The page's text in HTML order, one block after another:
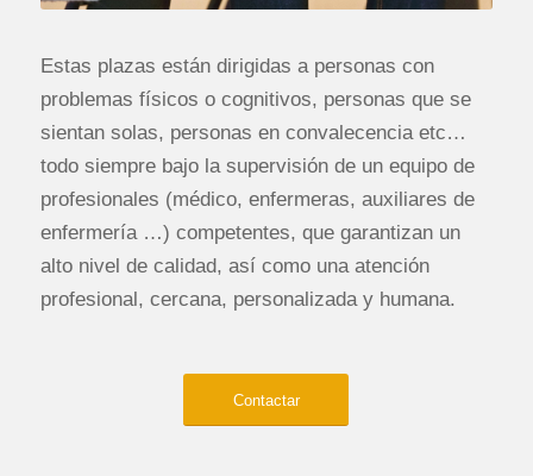
Estas plazas están dirigidas a personas con
problemas físicos o cognitivos, personas que se
sientan solas, personas en convalecencia etc…
todo siempre bajo la supervisión de un equipo de
profesionales (médico, enfermeras, auxiliares de
enfermería …) competentes, que garantizan un
alto nivel de calidad, así como una atención
profesional, cercana, personalizada y humana.
Contactar